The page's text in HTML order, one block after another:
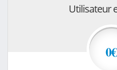
Utilisateur
0€